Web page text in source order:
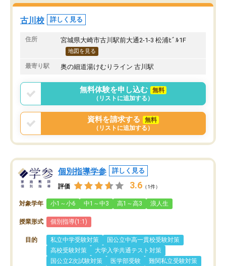
った。
ことで、今はやめてしま
オススメしたいです。
古川校 詳しく見る
住所 宮城県大崎市古川駅前大通2-1-3 松浦ﾋﾞﾙ1F
地図を見る
最寄り駅 奥の細道湯けむりライン 古川駅
無料体験を申し込む
無料
（リストに追加する）
資料を請求する
無料
（リストに追加する）
個別指導学参 詳しく見る
評価 3.6 （1件）
対象学年 小1～小6 中1～中3 高1～高3 浪人生
授業形式 個別指導(1:1)
目的 私立中学受験対策
国公立中高一貫校受験対策
高校受験対策
大学入学共通テスト対策
国公立2次試験対策
医学部受験 難関私立受験対策